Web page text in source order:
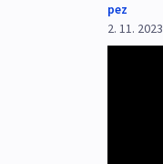
pez
2. 11. 2023